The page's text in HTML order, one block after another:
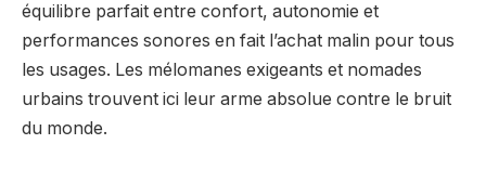
équilibre parfait entre confort, autonomie et
performances sonores en fait l’achat malin pour tous
les usages. Les mélomanes exigeants et nomades
urbains trouvent ici leur arme absolue contre le bruit
du monde.